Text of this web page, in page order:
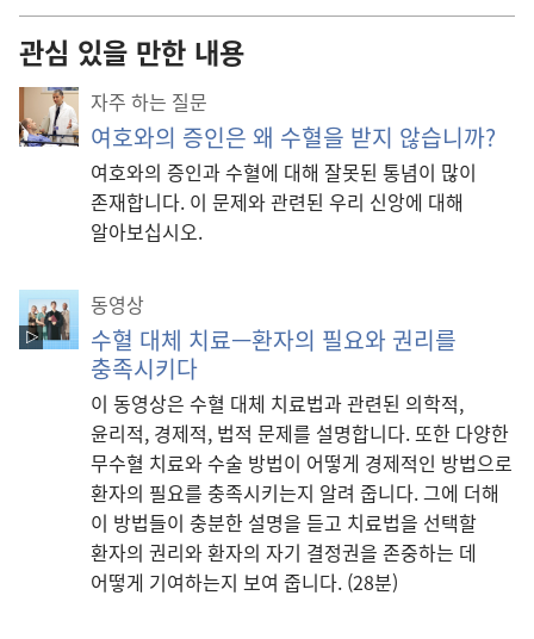
기
관심 있을 만한 내용
자주 하는 질문
여호와의 증인은 왜 수혈을 받지 않습니까?
여호와의 증인과 수혈에 대해 잘못된 통념이 많이
존재합니다. 이 문제와 관련된 우리 신앙에 대해
알아보십시오.
동영상
수혈 대체 치료—환자의 필요와 권리를
충족시키다
이 동영상은 수혈 대체 치료법과 관련된 의학적,
윤리적, 경제적, 법적 문제를 설명합니다. 또한 다양한
무수혈 치료와 수술 방법이 어떻게 경제적인 방법으로
환자의 필요를 충족시키는지 알려 줍니다. 그에 더해
이 방법들이 충분한 설명을 듣고 치료법을 선택할
환자의 권리와 환자의 자기 결정권을 존중하는 데
어떻게 기여하는지 보여 줍니다. (28분)